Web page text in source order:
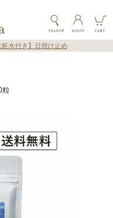
粧水付き】日焼け止め
粒